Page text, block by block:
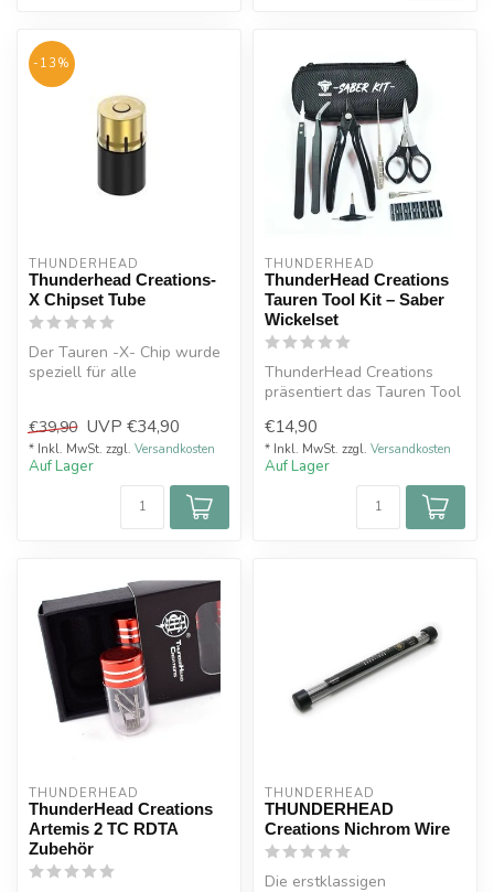
-13%
THUNDERHEAD
Thunderhead Creations-
X Chipset Tube
Der Tauren -X- Chip wurde
speziell für alle
€39,90 UVP €34,90
* Inkl. MwSt. zzgl. Versandkosten
Auf Lager
THUNDERHEAD
ThunderHead Creations
Tauren Tool Kit – Saber
Wickelset
ThunderHead Creations
präsentiert das Tauren Tool
enthäl...
€14,90
* Inkl. MwSt. zzgl. Versandkosten
Auf Lager
THUNDERHEAD
ThunderHead Creations
Artemis 2 TC RDTA
Zubehör
THUNDERHEAD
THUNDERHEAD
Creations Nichrom Wire
Die erstklassigen